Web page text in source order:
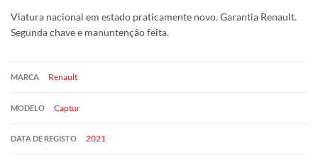
Viatura nacional em estado praticamente novo. Garantia Renault.
Segunda chave e manuntenção feita.
MARCA Renault
MODELO Captur
DATA DE REGISTO 2021